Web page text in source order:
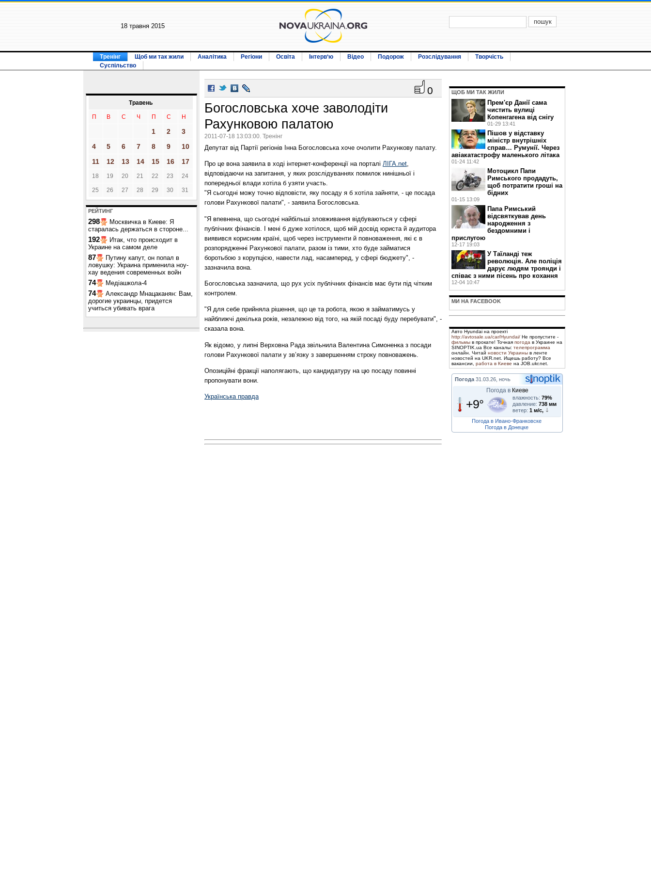
18 травня 2015
Тренінг Щоб ми так жили Аналітика Регіони Освіта Інтерв‘ю Відео Подорож Розслідування
Творчість
Суспільство
Травень
П В С Ч П С Н
1 2
3
4
5 6 7 8 9
10
11
12 13 14 15 16 17
18 19 20 21 22 23 24
25 26 27 28 29 30 31
РЕЙТИНГ
298
Москвичка в Киеве: Я
старалась держаться в стороне...
192
Итак, что происходит в
Украине на самом деле
87
Путину капут, он попал в
ловушку: Украина применила ноу-
хау ведения современных войн
74 Медіашкола-4
74
Александр Мнацаканян: Вам,
дорогие украинцы, придется
учиться убивать врага
0
Богословська хоче заволодіти
Рахунковою палатою
2011-07-18 13:03:00. Тренінг
Депутат від Партії регіонів Інна Богословська хоче очолити Рахункову палату.
Про це вона заявила в ході інтернет-конференції на порталі ЛІГА.net,
відповідаючи на запитання, у яких розслідуваннях помилок нинішньої і
попередньої влади хотіла б узяти участь.
"Я сьогодні можу точно відповісти, яку посаду я б хотіла зайняти, - це посада
голови Рахункової палати", - заявила Богословська.
"Я впевнена, що сьогодні найбільші зловживання відбуваються у сфері
публічних фінансів. І мені б дуже хотілося, щоб мій досвід юриста й аудитора
виявився корисним країні, щоб через інструменти й повноваження, які є в
розпорядженні Рахункової палати, разом із тими, хто буде займатися
боротьбою з корупцією, навести лад, насамперед, у сфері бюджету", -
зазначила вона.
Богословська зазначила, що рух усіх публічних фінансів має бути під чітким
контролем.
"Я для себе прийняла рішення, що це та робота, якою я займатимусь у
найближчі декілька років, незалежно від того, на якій посаді буду перебувати", -
сказала вона.
Як відомо, у липні Верховна Рада звільнила Валентина Симоненка з посади
голови Рахункової палати у зв’язку з завершенням строку повноважень.
Опозиційні фракції наполягають, що кандидатуру на цю посаду повинні
пропонувати вони.
Українська правда
ЩОБ МИ ТАК ЖИЛИ
Прем'єр Данії сама
чистить вулиці
Копенгагена від снігу
01-29 13:41
Пішов у відставку
міністр внутрішніх
справ… Румунії. Через
авіакатастрофу маленького літака
01-24 11:42
Мотоцикл Папи
Римського продадуть,
щоб потратити гроші на
бідних
01-15 13:09
Папа Римський
відсвяткував день
народження з
бездомними і
прислугою
12-17 19:03
У Таїланді теж
революція. Але поліція
дарує людям троянди і
співає з ними пісень про кохання
12-04 10:47
МИ НА FACEBOOK
Авто Hyundai на проекті
http://avtosale.ua/car/Hyundai/ Не пропустите -
фильмы в прокате! Точная погода в Украине на
SINOPTIK.ua Все каналы: телепрограмма
онлайн. Читай новости Украины в ленте
новостей на UKR.net. Ищешь работу? Все
вакансии, работа в Киеве на JOB.ukr.net.
Погода 31.03.26, ночь
Погода в Киеве
+9° влажность: 79%
давление: 738 мм
ветер: 1 м/с,
Погода в Ивано-Франковске
Погода в Донецке